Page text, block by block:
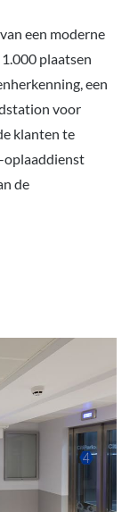
een moderne
plaatsen
een
voor
klanten te
oplaaddienst
de